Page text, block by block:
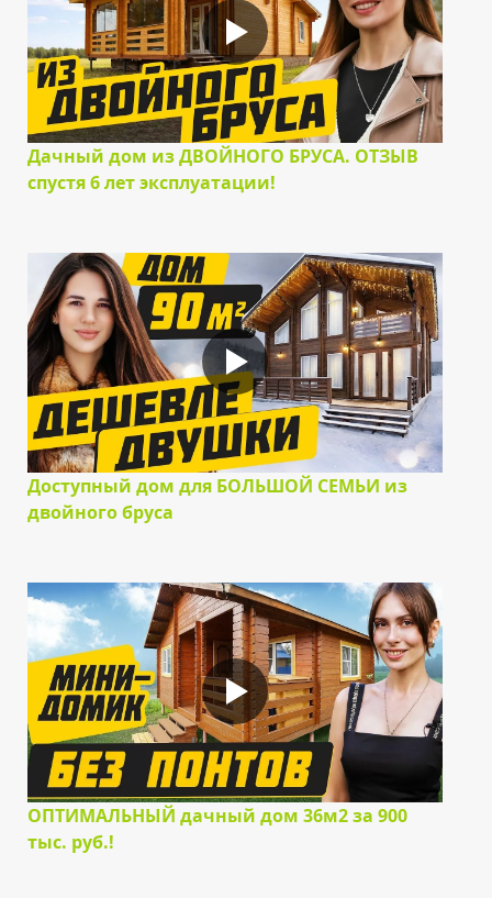
Дачный дом из ДВОЙНОГО БРУСА. ОТЗЫВ
спустя 6 лет эксплуатации!
Доступный дом для БОЛЬШОЙ СЕМЬИ из
двойного бруса
ОПТИМАЛЬНЫЙ дачный дом 36м2 за 900
тыс. руб.!